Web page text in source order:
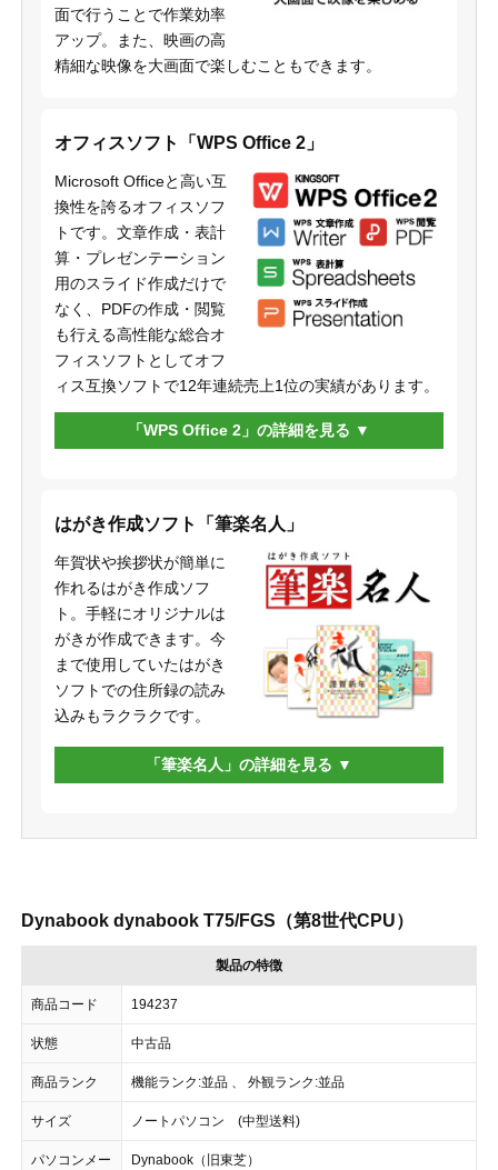
面で行うことで作業効率
アップ。また、映画の高
精細な映像を大画面で楽しむこともできます。
オフィスソフト「WPS Office 2」
Microsoft Officeと高い互
換性を誇るオフィスソフ
トです。文章作成・表計
算・プレゼンテーション
用のスライド作成だけで
なく、PDFの作成・閲覧
も行える高性能な総合オ
フィスソフトとしてオフ
ィス互換ソフトで12年連続売上1位の実績があります。
「WPS Office 2」の詳細を見る
はがき作成ソフト「筆楽名人」
年賀状や挨拶状が簡単に
作れるはがき作成ソフ
ト。手軽にオリジナルは
がきが作成できます。今
まで使用していたはがき
ソフトでの住所録の読み
込みもラクラクです。
「筆楽名人」の詳細を見る
Dynabook dynabook T75/FGS（第8世代CPU）
製品の特徴
商品コード 194237
状態 中古品
商品ランク 機能ランク:並品 、 外観ランク:並品
サイズ ノートパソコン (中型送料)
パソコンメー
Dynabook（旧東芝）